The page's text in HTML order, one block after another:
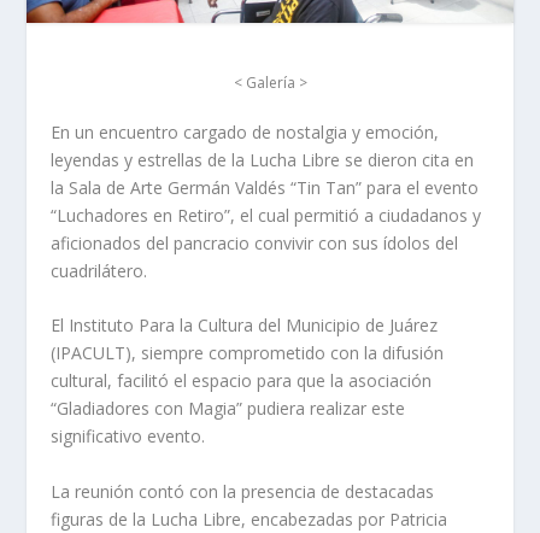
< Galería >
En un encuentro cargado de nostalgia y emoción,
leyendas y estrellas de la Lucha Libre se dieron cita en
la Sala de Arte Germán Valdés “Tin Tan” para el evento
“Luchadores en Retiro”, el cual permitió a ciudadanos y
aficionados del pancracio convivir con sus ídolos del
cuadrilátero.
El Instituto Para la Cultura del Municipio de Juárez
(IPACULT), siempre comprometido con la difusión
cultural, facilitó el espacio para que la asociación
“Gladiadores con Magia” pudiera realizar este
significativo evento.
La reunión contó con la presencia de destacadas
figuras de la Lucha Libre, encabezadas por Patricia